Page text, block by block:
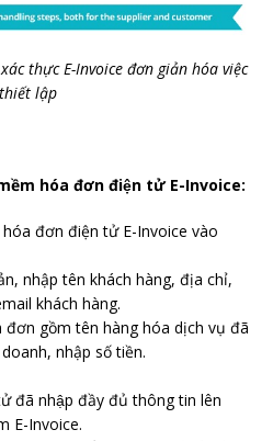
thực E-Invoice đơn giản hóa việc
thiết lập
hóa đơn điện tử E-Invoice:
đơn điện tử E-Invoice vào
nhập tên khách hàng, địa chỉ,
khách hàng.
đơn gồm tên hàng hóa dịch vụ đã
nhập số tiền.
đã nhập đầy đủ thông tin lên
E-Invoice.